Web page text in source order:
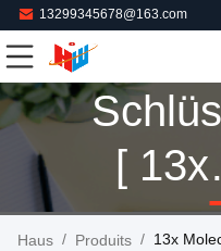
13299345678@163.com
[ 13x
Haus / Produits / 13x